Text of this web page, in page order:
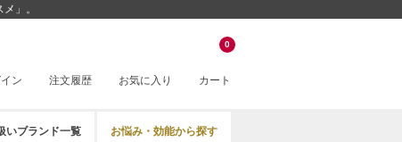
」。
ン 注文履歴 お気に入り カート
0
いブランド一覧 お悩み・効能から探す